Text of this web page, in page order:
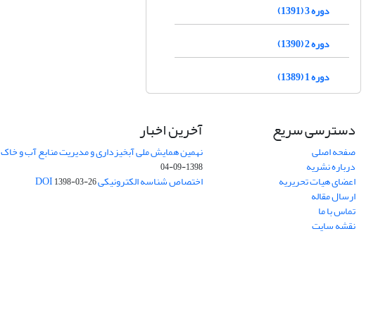
دوره 3 (1391)
دوره 2 (1390)
دوره 1 (1389)
دسترسی سریع
صفحه اصلی
درباره نشریه
اعضای هیات تحریریه
ارسال مقاله
تماس با ما
نقشه سایت
آخرین اخبار
نهمین همایش ملی آبخیزداری و مدیریت منابع آب و خاک
1398-09-04
اختصاص شناسه الکترونیکی DOI1398-03-26